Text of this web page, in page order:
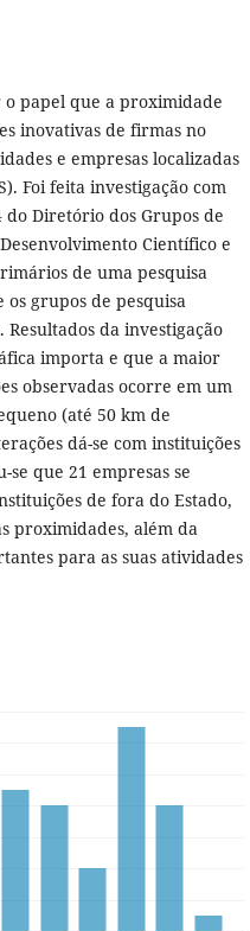
papel que a proximidade
inovativas de firmas no
e empresas localizadas
Foi feita investigação com
do Diretório dos Grupos de
Científico e
de uma pesquisa
grupos de pesquisa
da investigação
importa e que a maior
observadas ocorre em um
(até 50 km de
dá-se com instituições
se que 21 empresas se
de fora do Estado,
proximidades, além da
para as suas atividades